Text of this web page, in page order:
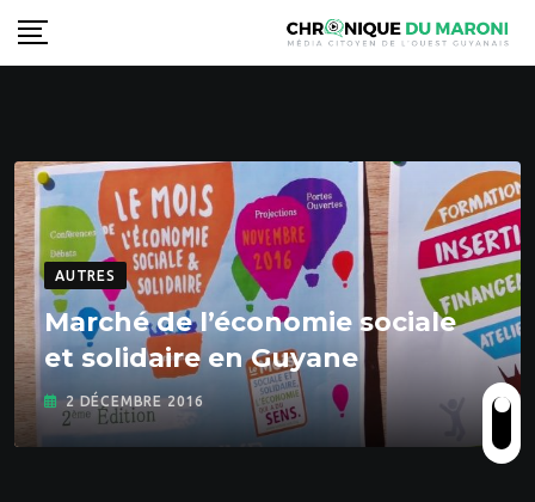
Skip
to
AUTRES
Marché de l’économie sociale
et solidaire en Guyane
2 DÉCEMBRE 2016